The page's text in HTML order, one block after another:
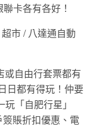
卡各有各好！
市 / 八達通自動
或自由行套票都有
日都有得玩！仲要
「自肥行星」
賬折扣優惠、電